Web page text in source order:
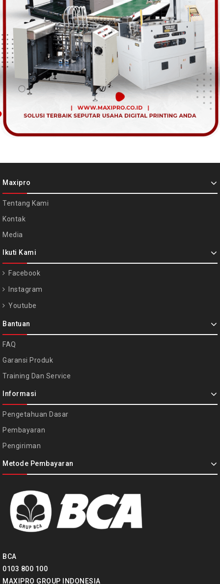
Maxipro
Tentang Kami
Kontak
Media
Ikuti Kami
Facebook
Instagram
Youtube
Bantuan
FAQ
Garansi Produk
Training Dan Service
Informasi
Pengetahuan Dasar
Pembayaran
Pengiriman
Metode Pembayaran
BCA
0103 800 100
MAXIPRO GROUP INDONESIA